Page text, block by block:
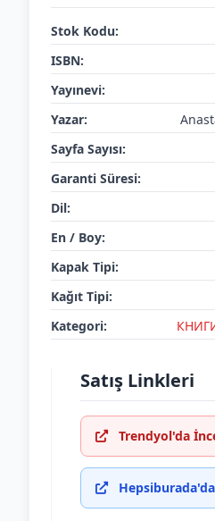
Stok Kodu:
ISBN:
Yayınevi:
Yazar:
Sayfa Sayısı:
Garanti Süresi:
Dil:
En / Boy:
Kapak Tipi:
Kağıt Tipi:
Kategori:
Satış Linkleri
Trendyol'da